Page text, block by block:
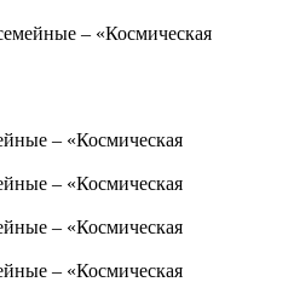
– «Космическая